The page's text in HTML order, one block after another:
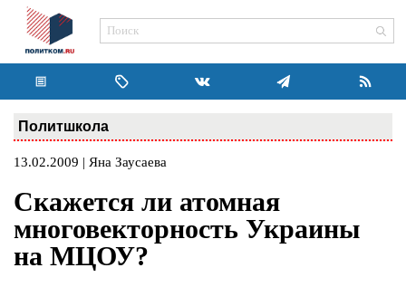
Политшкола
13.02.2009 | Яна Заусаева
Скажется ли атомная
многовекторность Украины
на МЦОУ?